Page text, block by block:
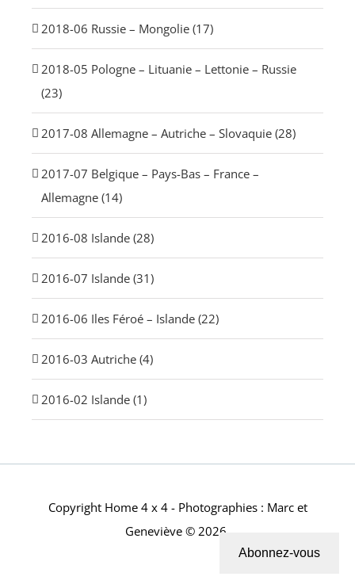
2018-06 Russie – Mongolie (17)
2018-05 Pologne – Lituanie – Lettonie – Russie
(23)
2017-08 Allemagne – Autriche – Slovaquie (28)
2017-07 Belgique – Pays-Bas – France –
Allemagne (14)
2016-08 Islande (28)
2016-07 Islande (31)
2016-06 Iles Féroé – Islande (22)
2016-03 Autriche (4)
2016-02 Islande (1)
Copyright Home 4 x 4 - Photographies : Marc et
Geneviève © 2026.
Abonnez-vous